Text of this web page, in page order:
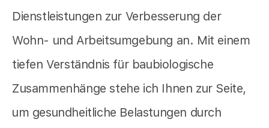
Dienstleistungen zur Verbesserung der
Wohn- und Arbeitsumgebung an. Mit einem
tiefen Verständnis für baubiologische
Zusammenhänge stehe ich Ihnen zur Seite,
um gesundheitliche Belastungen durch